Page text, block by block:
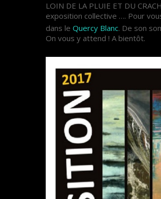
LOIN DE LA PLUIE ET DU
exposition collective …. Pour
dans le Quercy Blanc. De son
On vous y attend ! A bientôt.